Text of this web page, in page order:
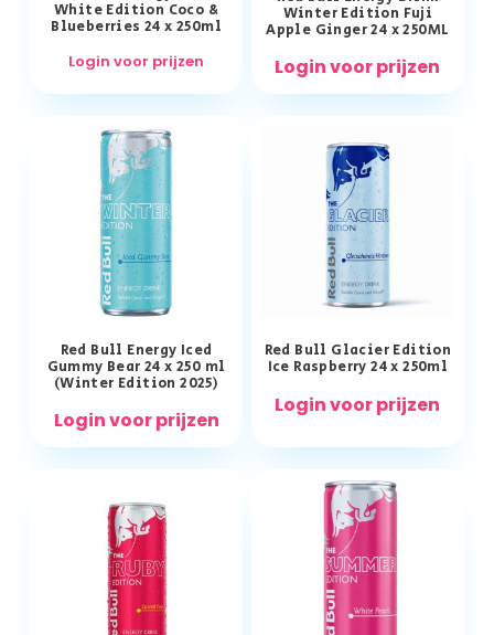
White Edition Coco &
Blueberries 24 x 250ml
Login voor prijzen
Winter Edition Fuji
Apple Ginger 24 x 250ML
Login voor prijzen
Red Bull Energy Iced
Gummy Bear 24 x 250 ml
(Winter Edition 2025)
Login voor prijzen
Red Bull Glacier Edition
Ice Raspberry 24 x 250ml
Login voor prijzen